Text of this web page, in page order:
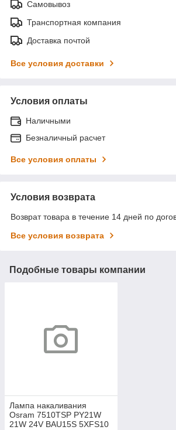
Самовывоз
Транспортная компания
Доставка почтой
Все условия доставки
Условия оплаты
Наличными
Безналичный расчет
Все условия оплаты
Условия возврата
Возврат товара в течение 14 дней по
Все условия возврата
Подобные товары компании
Лампа накаливания
Osram 7510TSP PY21W
21W 24V BAU15S 5XFS10